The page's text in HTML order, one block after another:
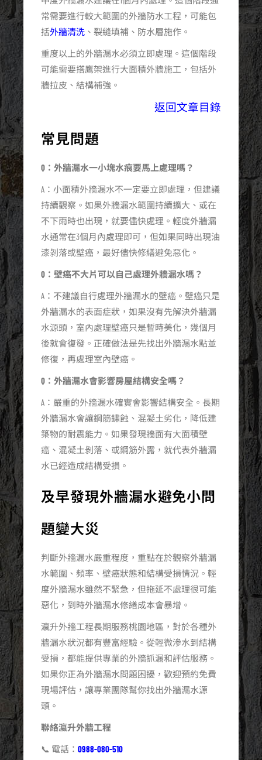
常需要進行較大範圍的外牆防水工程，可能包
括外牆清洗 、裂縫填補、防水層施作。
重度以上的外牆漏水必須立即處理。這個階段
可能需要搭鷹架進行大面積外牆施工，包括外
牆拉皮、結構補強。
返回文章目錄
常見問題
Q：外牆漏水一小塊水痕要馬上處理嗎？
A：小面積外牆漏水不一定要立即處理，但建議
持續觀察。如果外牆漏水範圍持續擴大、或在
不下雨時也出現，就要儘快處理。輕度外牆漏
水通常在3個月內處理即可，但如果同時出現油
漆剝落或壁癌，最好儘快修繕避免惡化。
Q：壁癌不大片可以自己處理外牆漏水嗎？
A：不建議自行處理外牆漏水的壁癌。壁癌只是
外牆漏水的表面症狀，如果沒有先解決外牆漏
水源頭，室內處理壁癌只是暫時美化，幾個月
後就會復發。正確做法是先找出外牆漏水點並
修復，再處理室內壁癌。
Q：外牆漏水會影響房屋結構安全嗎？
A：嚴重的外牆漏水確實會影響結構安全。長期
外牆漏水會讓鋼筋鏽蝕、混凝土劣化，降低建
築物的耐震能力。如果發現牆面有大面積壁
癌、混凝土剝落、或鋼筋外露，就代表外牆漏
水已經造成結構受損。
及早發現外牆漏水避免小問
題變大災
判斷外牆漏水嚴重程度，重點在於觀察外牆漏
水範圍、頻率、壁癌狀態和結構受損情況。輕
度外牆漏水雖然不緊急，但拖延不處理很可能
惡化，到時外牆漏水修繕成本會暴增。
瀛升外牆工程長期服務桃園地區，對於各種外
牆漏水狀況都有豐富經驗。從輕微滲水到結構
受損，都能提供專業的外牆抓漏和評估服務。
如果你正為外牆漏水問題困擾，歡迎預約免費
現場評估，讓專業團隊幫你找出外牆漏水源
頭。
聯絡瀛升外牆工程
📞 電話：0988-080-510